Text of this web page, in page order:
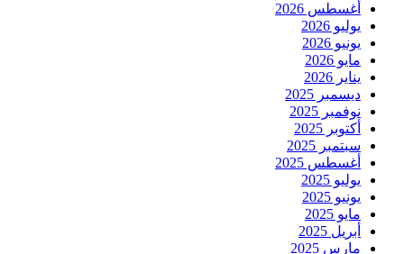
أغسطس 2026
يوليو 2026
يونيو 2026
مايو 2026
يناير 2026
ديسمبر 2025
نوفمبر 2025
أكتوبر 2025
سبتمبر 2025
أغسطس 2025
يوليو 2025
يونيو 2025
مايو 2025
أبريل 2025
مارس 2025